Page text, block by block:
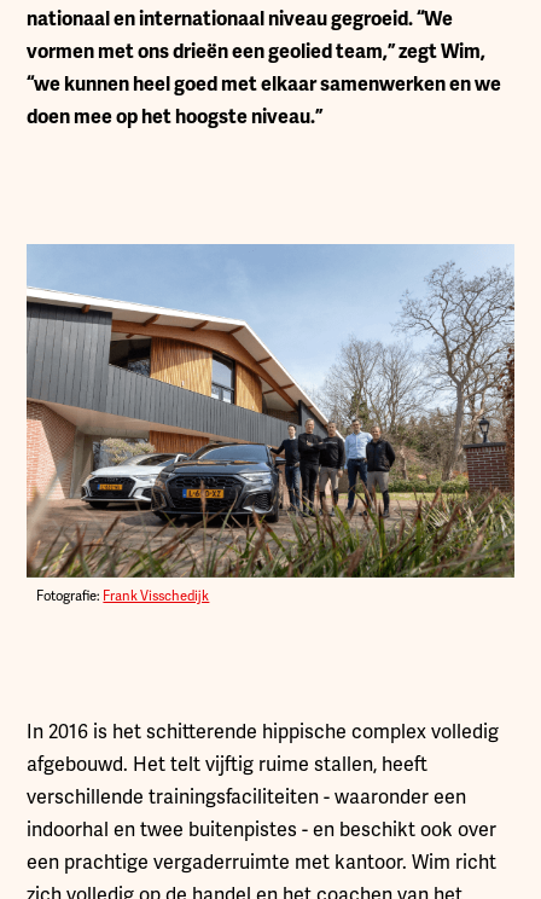
nationaal en internationaal niveau gegroeid. “We
vormen met ons drieën een geolied team,” zegt Wim,
“we kunnen heel goed met elkaar samenwerken en we
doen mee op het hoogste niveau.”
Fotografie: Frank Visschedijk
In 2016 is het schitterende hippische complex volledig
afgebouwd. Het telt vijftig ruime stallen, heeft
verschillende trainingsfaciliteiten - waaronder een
indoorhal en twee buitenpistes - en beschikt ook over
een prachtige vergaderruimte met kantoor. Wim richt